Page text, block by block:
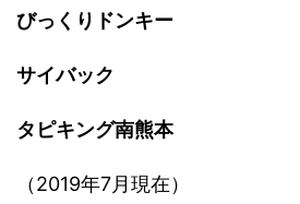
びっくりドンキー
サイバック
タピキング南熊本
（2019年7月現在）